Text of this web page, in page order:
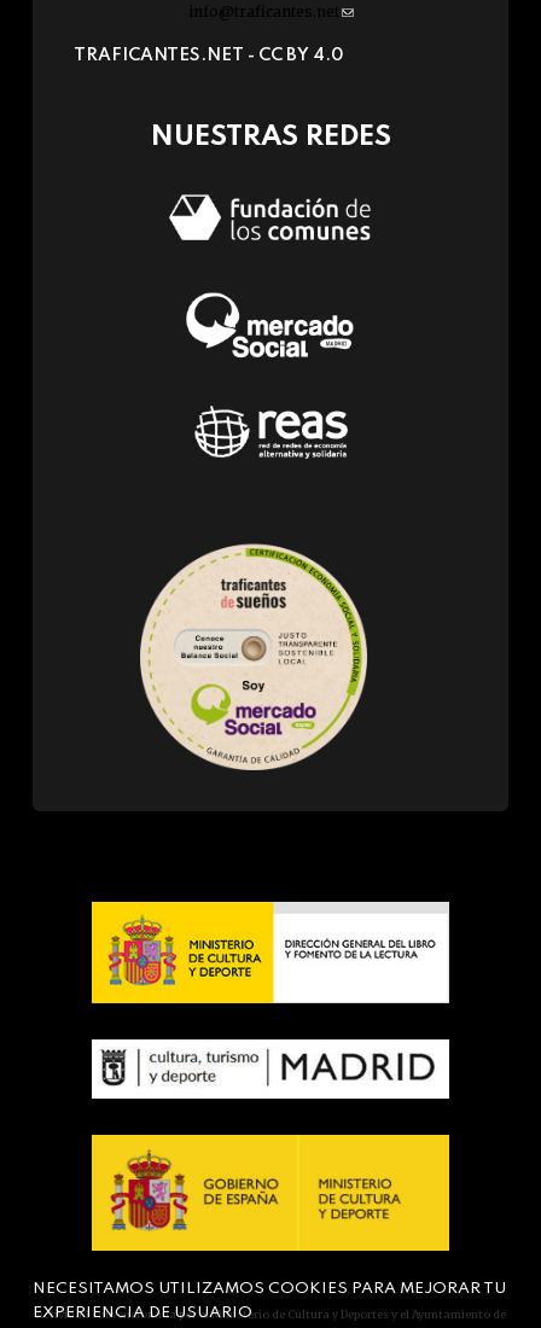
info@traficantes.net (link
e-
TRAFICANTES.NET - CC BY 4.0
NUESTRAS REDES
Actividad subvencionada por el Ministerio de Cultura y Deportes y el Ayuntamiento de
NECESITAMOS UTILIZAMOS COOKIES PARA MEJORAR TU
EXPERIENCIA DE USUARIO